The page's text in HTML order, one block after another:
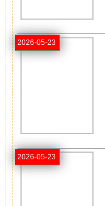
2026-05-23
2026-05-23